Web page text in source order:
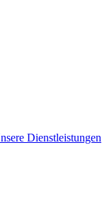
Dienstleistungen